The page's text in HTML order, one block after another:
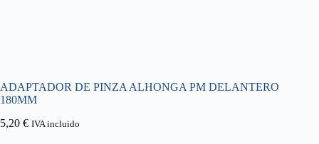
ADAPTADOR DE PINZA ALHONGA PM DELANTERO
180MM
5,20 € IVA incluido